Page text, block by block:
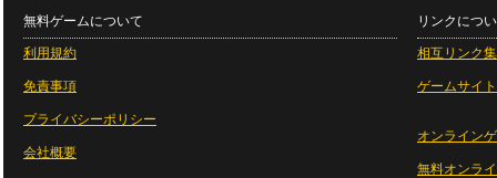
無料ゲームについて
利用規約
免責事項
プライバシーポリシー
会社概要
リンクにつ
相互リンク集
ゲームサイ
オンライン
無料オンラ